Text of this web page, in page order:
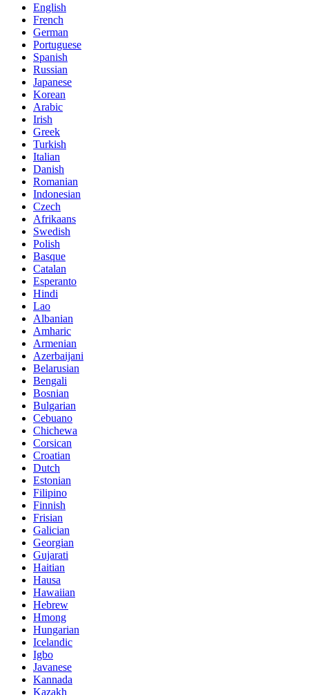
English
French
German
Portuguese
Spanish
Russian
Japanese
Korean
Arabic
Irish
Greek
Turkish
Italian
Danish
Romanian
Indonesian
Czech
Afrikaans
Swedish
Polish
Basque
Catalan
Esperanto
Hindi
Lao
Albanian
Amharic
Armenian
Azerbaijani
Belarusian
Bengali
Bosnian
Bulgarian
Cebuano
Chichewa
Corsican
Croatian
Dutch
Estonian
Filipino
Finnish
Frisian
Galician
Georgian
Gujarati
Haitian
Hausa
Hawaiian
Hebrew
Hmong
Hungarian
Icelandic
Igbo
Javanese
Kannada
Kazakh